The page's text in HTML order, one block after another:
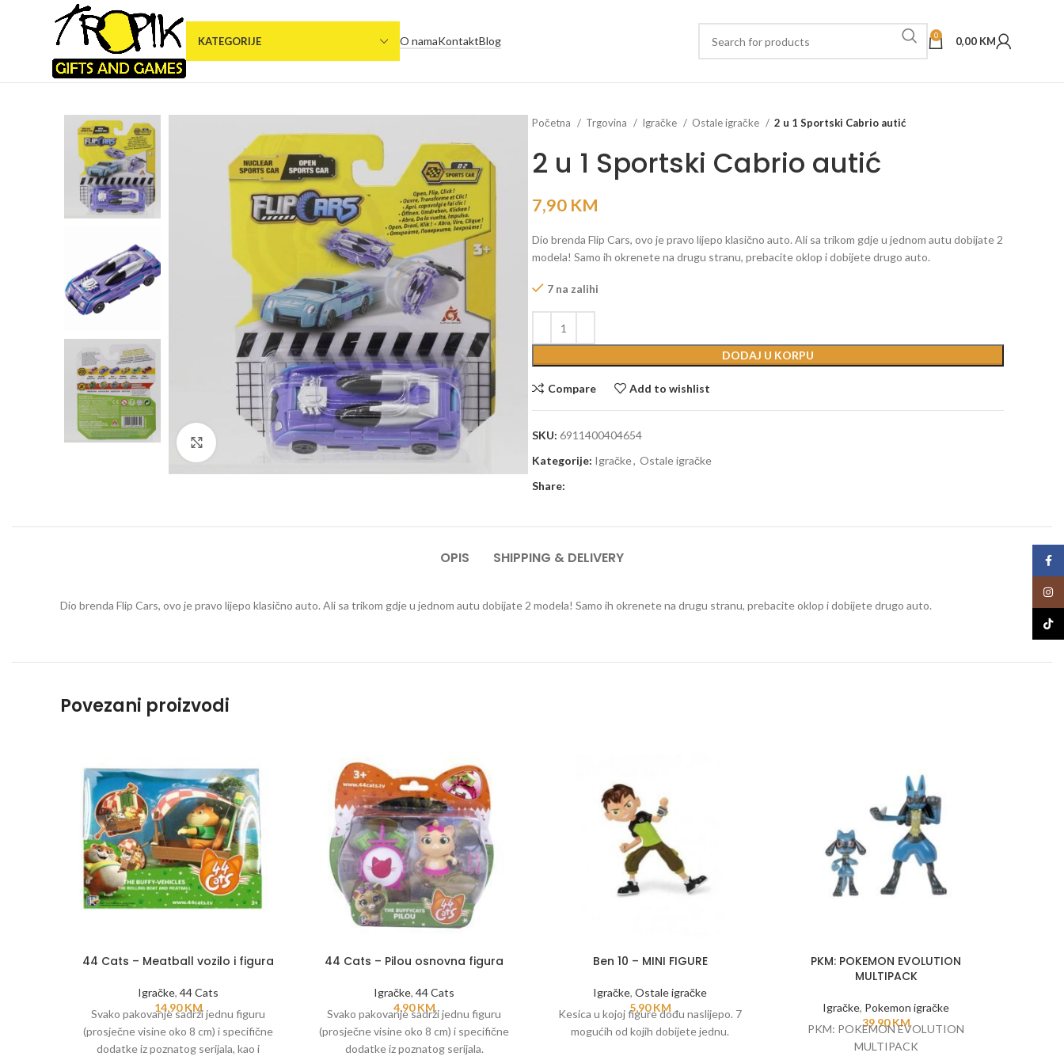
KATEGORIJE O namaKontaktBlog 0 0,00 KM
Click to enlarge
Početna Trgovina Igračke Ostale igračke 2 u 1 Sportski Cabrio autić
2 u 1 Sportski Cabrio autić
7,90 KM
Dio brenda Flip Cars, ovo je pravo lijepo klasično auto. Ali sa trikom gdje u jednom autu dobijate 2
modela! Samo ih okrenete na drugu stranu, prebacite oklop i dobijete drugo auto.
7 na zalihi
DODAJ U KORPU
Compare Add to wishlist
SKU: 6911400404654
Kategorije: Igračke, Ostale igračke
Share:
OPIS SHIPPING & DELIVERY
Dio brenda Flip Cars, ovo je pravo lijepo klasično auto. Ali sa trikom gdje u jednom autu dobijate 2 modela! Samo ih okrenete na drugu stranu, prebacite oklop i dobijete drugo auto.
Povezani proizvodi
44 Cats – Meatball vozilo i figura
Igračke, 44 Cats
14,90KM
Svako pakovanje sadrži jednu figuru
(prosječne visine oko 8 cm) i specifične
dodatke iz poznatog serijala, kao i
44 Cats – Pilou osnovna figura
Igračke, 44 Cats
4,90KM
Svako pakovanje sadrži jednu figuru
(prosječne visine oko 8 cm) i specifične
dodatke iz poznatog serijala.
Ben 10 – MINI FIGURE
Igračke, Ostale igračke
5,90KM
Kesica u kojoj figure dođu naslijepo. 7
mogućih od kojih dobijete jednu.
PKM: POKEMON EVOLUTION
MULTIPACK
Igračke, Pokemon igračke
39,90KM
PKM: POKEMON EVOLUTION
MULTIPACK